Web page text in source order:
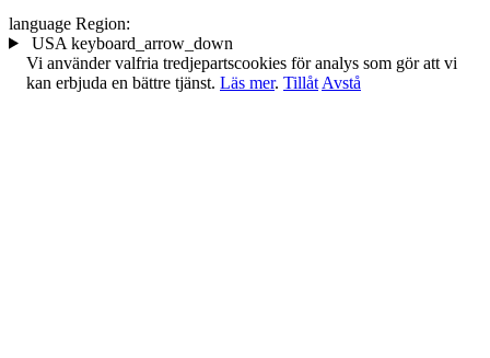
language Region:
USA keyboard_arrow_down
Vi använder valfria tredjepartscookies för analys som gör att vi
kan erbjuda en bättre tjänst. Läs mer. Tillåt Avstå